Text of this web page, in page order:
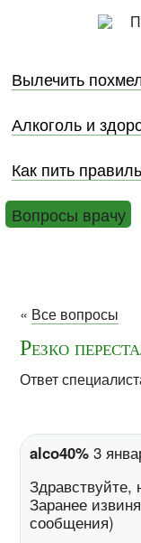
Вылечить
Алкоголь и
Как пить
Вопросы врачу
« Все вопросы
Резко
Ответ
alco40% 3
Заранее
сообщения)